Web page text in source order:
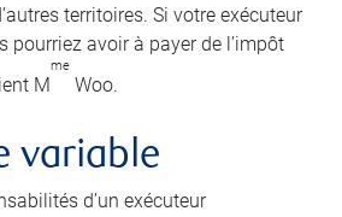
territoires. Si votre exécuteur
pourriez avoir à payer de l’impôt
M
me
Woo.
variable
d’un exécuteur